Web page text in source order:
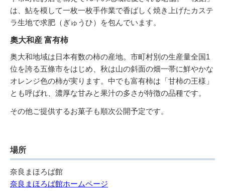
は、鮎を模して一枚一枚手作業で香ばしく焼き上げたカステ
ラ生地で求肥（ぎゅうひ）を包んでいます。
奧大和産 富有柿
奥大和地域は日本有数の柿の産地。市町村別の生産量全国1
位を誇る五條市をはじめ、秋は山の斜面の畑一帯に鮮やかな
オレンジ色の柿が実ります。中でも富有柿は「甘柿の王様」
とも呼ばれ、濃厚な甘みと果汁の多さが特徴の品種です。
その他ご提供するお菓子も順次公開予定です。
場所
奈良まほろば館
奈良まほろば館ホームページ